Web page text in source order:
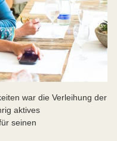
war die Verleihung der
aktives
seinen